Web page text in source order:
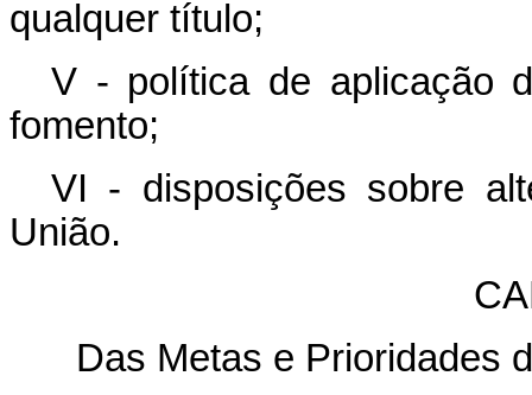
qualquer título;
V - política de aplicação
fomento;
VI - disposições sobre
União.
Das Metas e Prioridades